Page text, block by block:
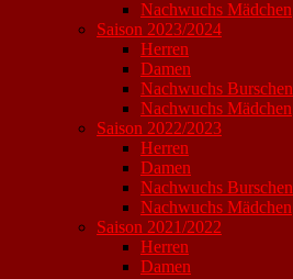
Nachwuchs Mädchen
Saison 2023/2024
Herren
Damen
Nachwuchs Burschen
Nachwuchs Mädchen
Saison 2022/2023
Herren
Damen
Nachwuchs Burschen
Nachwuchs Mädchen
Saison 2021/2022
Herren
Damen